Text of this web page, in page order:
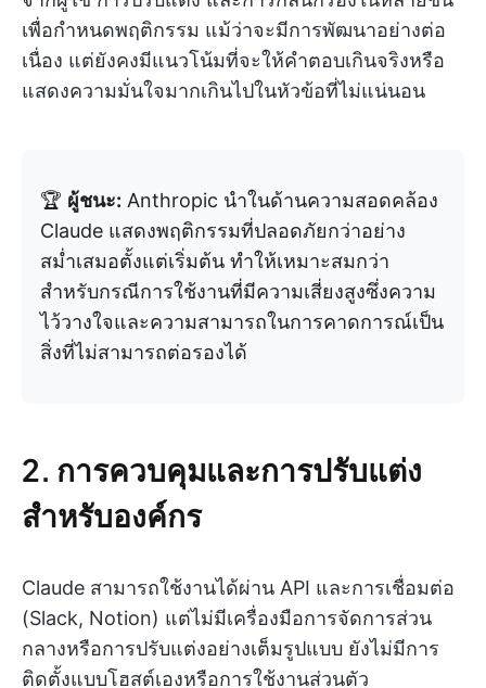
เพื่อกำหนดพฤติกรรม แม้ว่าจะมีการพัฒนาอย่างต่อ
เนื่อง แต่ยังคงมีแนวโน้มที่จะให้คำตอบเกินจริงหรือ
แสดงความมั่นใจมากเกินไปในหัวข้อที่ไม่แน่นอน
🏆 ผู้ชนะ: Anthropic นำในด้านความสอดคล้อง
Claude แสดงพฤติกรรมที่ปลอดภัยกว่าอย่าง
สม่ำเสมอตั้งแต่เริ่มต้น ทำให้เหมาะสมกว่า
สำหรับกรณีการใช้งานที่มีความเสี่ยงสูงซึ่งความ
ไว้วางใจและความสามารถในการคาดการณ์เป็น
สิ่งที่ไม่สามารถต่อรองได้
2. การควบคุมและการปรับแต่ง
สำหรับองค์กร
Claude สามารถใช้งานได้ผ่าน API และการเชื่อมต่อ
(Slack, Notion) แต่ไม่มีเครื่องมือการจัดการส่วน
กลางหรือการปรับแต่งอย่างเต็มรูปแบบ ยังไม่มีการ
ติดตั้งแบบโฮสต์เองหรือการใช้งานส่วนตัว